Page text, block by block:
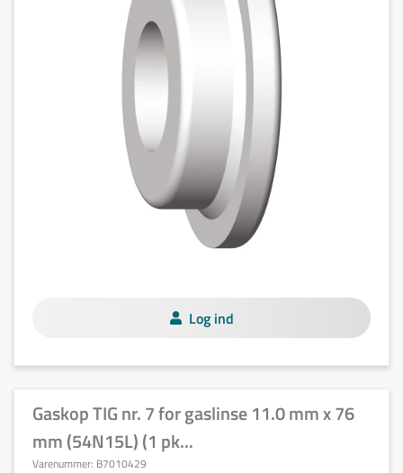
Log ind
Gaskop TIG nr. 7 for gaslinse 11.0 mm x 76
mm (54N15L) (1 pk...
Varenummer: B7010429